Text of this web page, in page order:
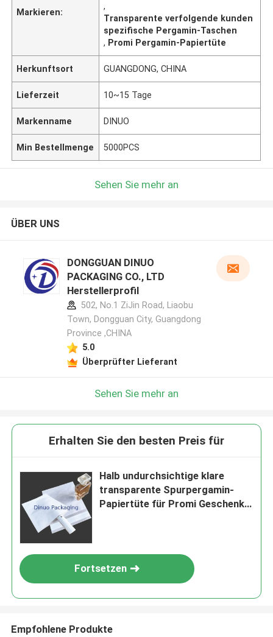
Markieren:
,
Transparente verfolgende kunden
spezifische Pergamin-Taschen
, Promi Pergamin-Papiertüte
Herkunftsort GUANGDONG, CHINA
Lieferzeit 10~15 Tage
Markenname DINUO
Min Bestellmenge 5000PCS
Sehen Sie mehr an
ÜBER UNS
DONGGUAN DINUO
PACKAGING CO., LTD
Herstellerprofil
502, No.1 ZiJin Road, Liaobu
Town, Dongguan City, Guangdong
Province ,CHINA
5.0
Überprüfter Lieferant
Sehen Sie mehr an
Erhalten Sie den besten Preis für
Halb undurchsichtige klare
transparente Spurpergamin-
Papiertüte für Promi Geschenk-
Fortsetzen
Empfohlene Produkte